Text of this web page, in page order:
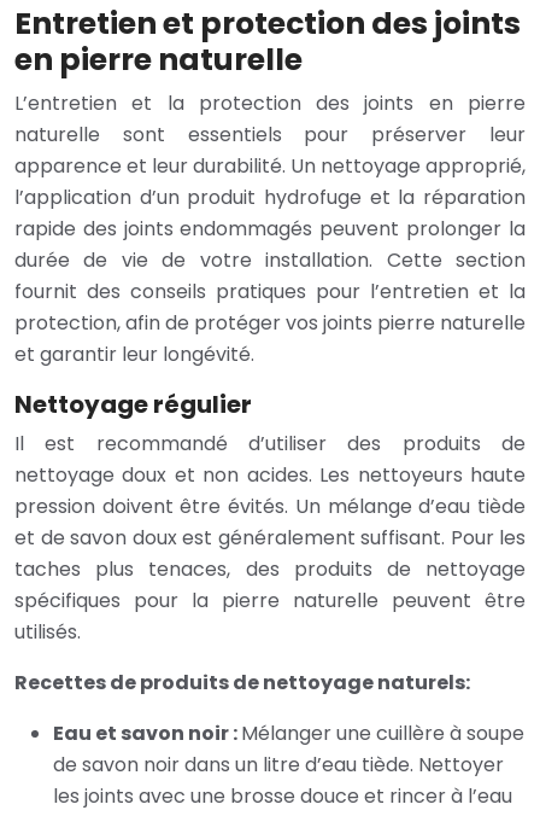
Entretien et protection des joints
en pierre naturelle
L’entretien et la protection des joints en pierre
naturelle sont essentiels pour préserver leur
apparence et leur durabilité. Un nettoyage approprié,
l’application d’un produit hydrofuge et la réparation
rapide des joints endommagés peuvent prolonger la
durée de vie de votre installation. Cette section
fournit des conseils pratiques pour l’entretien et la
protection, afin de protéger vos joints pierre naturelle
et garantir leur longévité.
Nettoyage régulier
Il est recommandé d’utiliser des produits de
nettoyage doux et non acides. Les nettoyeurs haute
pression doivent être évités. Un mélange d’eau tiède
et de savon doux est généralement suffisant. Pour les
taches plus tenaces, des produits de nettoyage
spécifiques pour la pierre naturelle peuvent être
utilisés.
Recettes de produits de nettoyage naturels:
Eau et savon noir :Mélanger une cuillère à soupe
de savon noir dans un litre d’eau tiède. Nettoyer
les joints avec une brosse douce et rincer à l’eau